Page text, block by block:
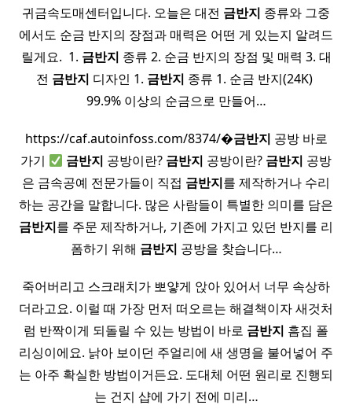
귀금속도매센터입니다. 오늘은 대전 금반지 종류와 그중
에서도 순금 반지의 장점과 매력은 어떤 게 있는지 알려드
릴게요. ​ 1. 금반지 종류 2. 순금 반지의 장점 및 매력 3. 대
전 금반지 디자인 1. 금반지 종류 1. 순금 반지(24K) ​
99.9% 이상의 순금으로 만들어…
https://caf.autoinfoss.com/8374/�금반지 공방 바로
가기
금반지 공방이란? 금반지 공방이란? 금반지 공방
은 금속공예 전문가들이 직접 금반지를 제작하거나 수리
하는 공간을 말합니다. 많은 사람들이 특별한 의미를 담은
금반지를 주문 제작하거나, 기존에 가지고 있던 반지를 리
폼하기 위해 금반지 공방을 찾습니다…
죽어버리고 스크래치가 뽀얗게 앉아 있어서 너무 속상하
더라고요. 이럴 때 가장 먼저 떠오르는 해결책이자 새것처
럼 반짝이게 되돌릴 수 있는 방법이 바로 금반지 흠집 폴
리싱이에요. 낡아 보이던 주얼리에 새 생명을 불어넣어 주
는 아주 확실한 방법이거든요. 도대체 어떤 원리로 진행되
는 건지 샵에 가기 전에 미리…